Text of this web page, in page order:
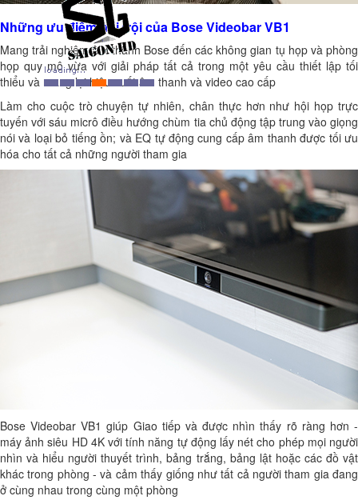
Những ưu điểm nổi trội của Bose Videobar VB1
Mang trải nghiệm âm thanh Bose đến các không gian tụ họp và phòng
họp quy mô vừa với giải pháp tất cả trong một yêu cầu thiết lập tối
thiểu và mang lại hiệu suất âm thanh và video cao cấp
Làm cho cuộc trò chuyện tự nhiên, chân thực hơn như hội họp trực
tuyến với sáu micrô điều hướng chùm tia chủ động tập trung vào giọng
nói và loại bỏ tiếng ồn; và EQ tự động cung cấp âm thanh được tối ưu
hóa cho tất cả những người tham gia
Bose Videobar VB1 giúp Giao tiếp và được nhìn thấy rõ ràng hơn -
máy ảnh siêu HD 4K với tính năng tự động lấy nét cho phép mọi người
nhìn và hiểu người thuyết trình, bảng trắng, bảng lật hoặc các đồ vật
khác trong phòng - và cảm thấy giống như tất cả người tham gia đang
ở cùng nhau trong cùng một phòng